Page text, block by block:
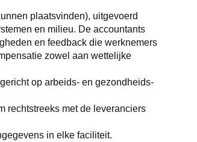
plaatsvinden), uitgevoerd
en milieu. De accountants
en feedback die werknemers
zowel aan wettelijke
op arbeids- en gezondheids-
rechtstreeks met de leveranciers
in elke faciliteit.